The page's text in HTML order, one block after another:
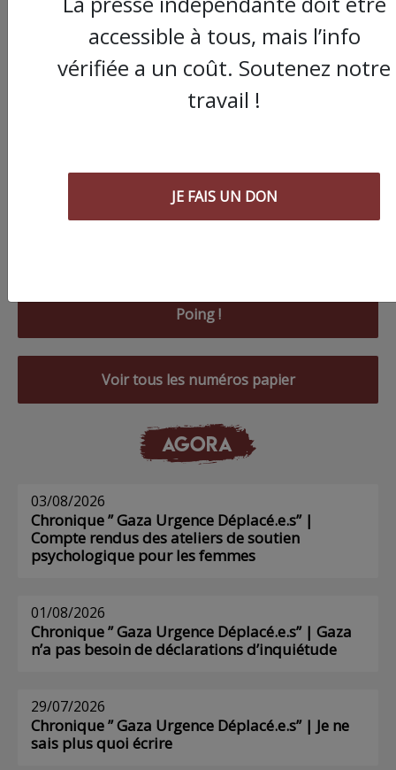
Poing !
Voir tous les numéros papier
AGORA
03/08/2026
Chronique ” Gaza Urgence Déplacé.e.s” |
Compte rendus des ateliers de soutien
psychologique pour les femmes
01/08/2026
Chronique ” Gaza Urgence Déplacé.e.s” | Gaza
n’a pas besoin de déclarations d’inquiétude
29/07/2026
Chronique ” Gaza Urgence Déplacé.e.s” | Je ne
sais plus quoi écrire
accessible à tous, mais l’info
vérifiée a un coût. Soutenez notre
travail !
JE FAIS UN DON